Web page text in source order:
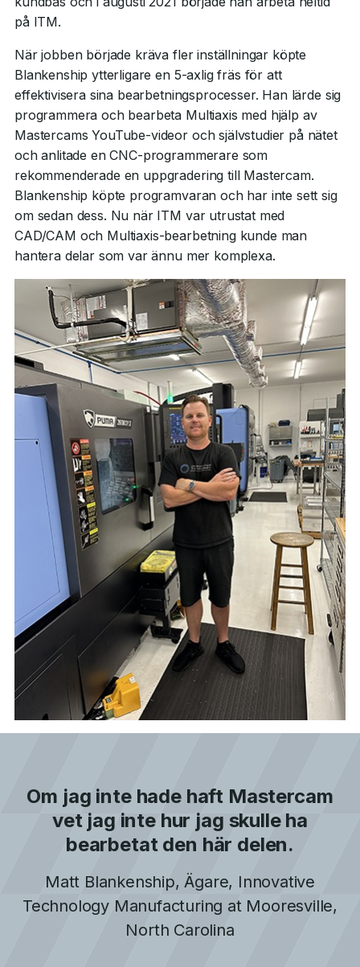
på ITM.
När jobben började kräva fler inställningar köpte
Blankenship ytterligare en 5-axlig fräs för att
effektivisera sina bearbetningsprocesser. Han lärde sig
programmera och bearbeta Multiaxis med hjälp av
Mastercams YouTube-videor och självstudier på nätet
och anlitade en CNC-programmerare som
rekommenderade en uppgradering till Mastercam.
Blankenship köpte programvaran och har inte sett sig
om sedan dess. Nu när ITM var utrustat med
CAD/CAM och Multiaxis-bearbetning kunde man
hantera delar som var ännu mer komplexa.
Om jag inte hade haft Mastercam
vet jag inte hur jag skulle ha
bearbetat den här delen.
Matt Blankenship, Ägare, Innovative
Technology Manufacturing at Mooresville,
North Carolina